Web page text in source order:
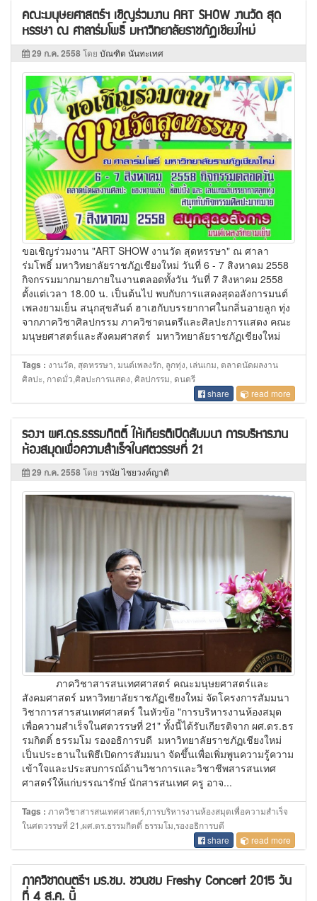
คณะมนุษยศาสตร์ฯ เชิญร่วมงาน ART SHOW งานวัด สุด
หรรษา ณ ศาลาร่มโพธิ์ มหาวิทยาลัยราชภัฏเชียงใหม่
29 ก.ค. 2558โดย บัณฑิต นันทะเทศ
ขอเชิญร่วมงาน "ART SHOW งานวัด สุดหรรษา" ณ ศาลา
ร่มโพธิ์ มหาวิทยาลัยราชภัฏเชียงใหม่ วันที่ 6 - 7 สิงหาคม 2558
กิจกรรมมากมายภายในงานตลอดทั้งวัน วันที่ 7 สิงหาคม 2558
ตั้งแต่เวลา 18.00 น. เป็นต้นไป พบกับการแสดงสุดอลังการมนต์
เพลงยามเย็น สนุกสุขสันต์ ฮาเฮกับบรรยากาศในกลิ่นอายลูก ทุ่ง
จากภาควิชาศิลปกรรม ภาควิชาดนตรีและศิลปะการแสดง คณะ
มนุษยศาสตร์และสังคมศาสตร์ มหาวิทยาลัยราชภัฏเชียงใหม่
Tags : งานวัด, สุดหรรษา, มนต์เพลงรัก, ลูกทุ่ง, เล่นเกม, ตลาดนัดผลงาน
ศิลปะ, กาดมั่ว,ศิลปะการแสดง, ศิลปกรรม, ดนตรี
share
read more
รองฯ ผศ.ดร.ธรรมกิตติ์ ให้เกียรติเปิดสัมมนา การบริหารงาน
ห้องสมุดเพื่อความสำเร็จในศตวรรษที่ 21
29 ก.ค. 2558โดย วรนัย ไชยวงค์ญาติ
ภาควิชาสารสนเทศศาสตร์ คณะมนุษยศาสตร์และ
สังคมศาสตร์ มหาวิทยาลัยราชภัฏเชียงใหม่ จัดโครงการสัมมนา
วิชาการสารสนเทศศาสตร์ ในหัวข้อ "การบริหารงานห้องสมุด
เพื่อความสำเร็จในศตวรรษที่ 21" ทั้งนี้ได้รับเกียรติจาก ผศ.ดร.ธร
รมกิตติ์ ธรรมโม รองอธิการบดี มหาวิทยาลัยราชภัฏเชียงใหม่
เป็นประธานในพิธีเปิดการสัมมนา จัดขึ้นเพื่อเพิ่มพูนความรู้ความ
เข้าใจและประสบการณ์ด้านวิชาการและวิชาชีพสารสนเทศ
ศาสตร์ให้แก่บรรณารักษ์ นักสารสนเทศ ครู อาจ...
Tags : ภาควิชาสารสนเทศศาสตร์,การบริหารงานห้องสมุดเพื่อความสำเร็จ
ในศตวรรษที่ 21,ผศ.ดร.ธรรมกิตติ์ ธรรมโม,รองอธิการบดี
share
read more
ภาควิชาดนตรีฯ มร.ชม. ชวนชม Freshy Concert 2015 วัน
ที่ 4 ส.ค. นี้